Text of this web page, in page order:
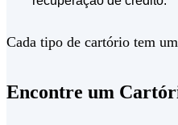
Cada tipo de cartório tem
Encontre um